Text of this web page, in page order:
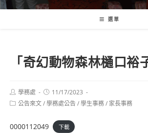
選單
「奇幻動物森林樋口裕
Post
author:
學務處
Post
published:
11/17/2023
Post公告來文/學務處公告/學生事務/ 家長事務
0000112049 下載